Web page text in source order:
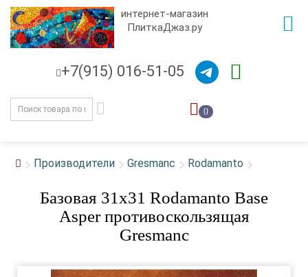
интернет-магазин
ПлиткаДжаз.ру
+7(915) 016-51-05
0
Производители Gresmanc Rodamanto
Базовая 31x31 Rodamanto Base
Asper противоскользящая
Gresmanc